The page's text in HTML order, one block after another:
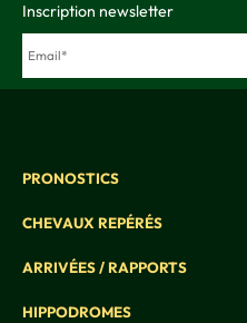
Inscription newsletter
PRONOSTICS
CHEVAUX REPÉRÉS
ARRIVÉES / RAPPORTS
HIPPODROMES